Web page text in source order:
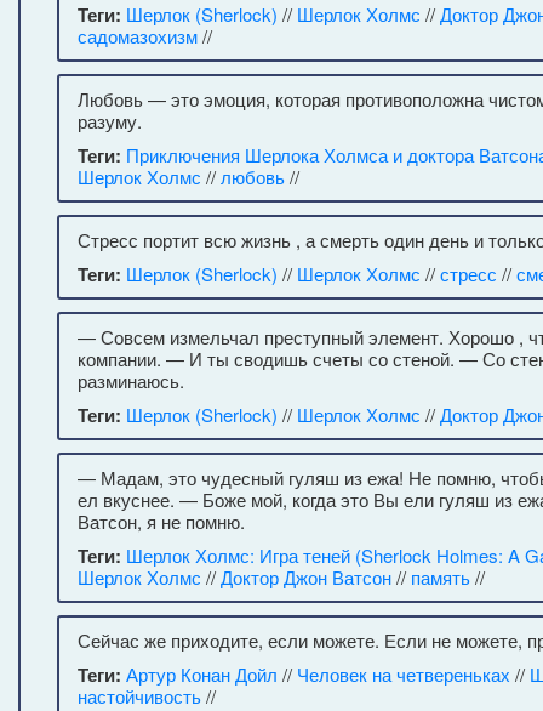
Теги: Шерлок (Sherlock) // Шерлок Холмс //Доктор
садомазохизм//
Любовь — это эмоция, которая противоположна
разуму.
Теги: Приключения Шерлока Холмса и доктора
Шерлок Холмс // любовь//
Стресс портит всю жизнь , а смерть один день и
Теги: Шерлок (Sherlock) // Шерлок Холмс //стресс //
— Совсем измельчал преступный элемент. Хорошо ,
компании. — И ты сводишь счеты со стеной. — Со
разминаюсь.
Теги: Шерлок (Sherlock) // Шерлок Холмс //Доктор
— Мадам, это чудесный гуляш из ежа! Не помню,
ел вкуснее. — Боже мой, когда это Вы ели гуляш из
Ватсон, я не помню.
Теги: Шерлок Холмс: Игра теней (Sherlock Holmes: A
Шерлок Холмс //Доктор Джон Ватсон// память//
Сейчас же приходите, если можете. Если не можете,
Теги: Артур Конан Дойл // Человек на четвереньках //
настойчивость//